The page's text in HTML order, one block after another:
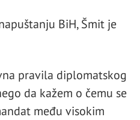
BiH, Šmit je
pravila diplomatskog
da kažem o čemu se
među visokim